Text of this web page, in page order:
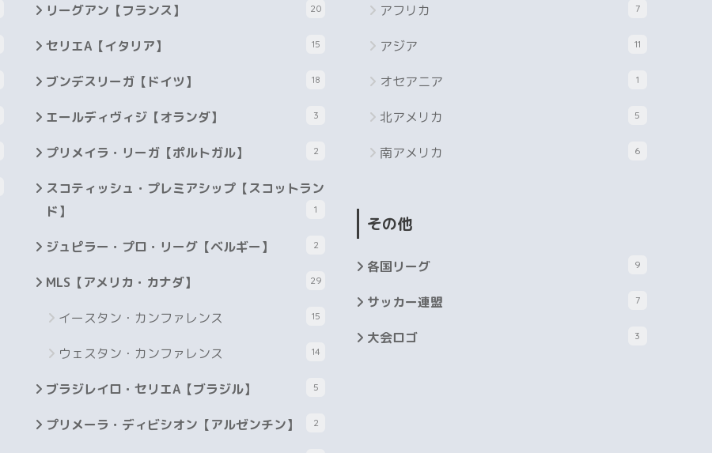
リーグアン【フランス】 20
セリエA【イタリア】 15
ブンデスリーガ【ドイツ】 18
エールディヴィジ【オランダ】 3
プリメイラ・リーガ【ポルトガル】 2
スコティッシュ・プレミアシップ【スコットラン
ド】
1
ジュピラー・プロ・リーグ【ベルギー】 2
MLS【アメリカ・カナダ】 29
イースタン・カンファレンス 15
ウェスタン・カンファレンス 14
ブラジレイロ・セリエA【ブラジル】 5
プリメーラ・ディビシオン【アルゼンチン】 2
アフリカ 7
アジア 11
オセアニア 1
北アメリカ 5
南アメリカ 6
その他
各国リーグ 9
サッカー連盟 7
大会ロゴ 3